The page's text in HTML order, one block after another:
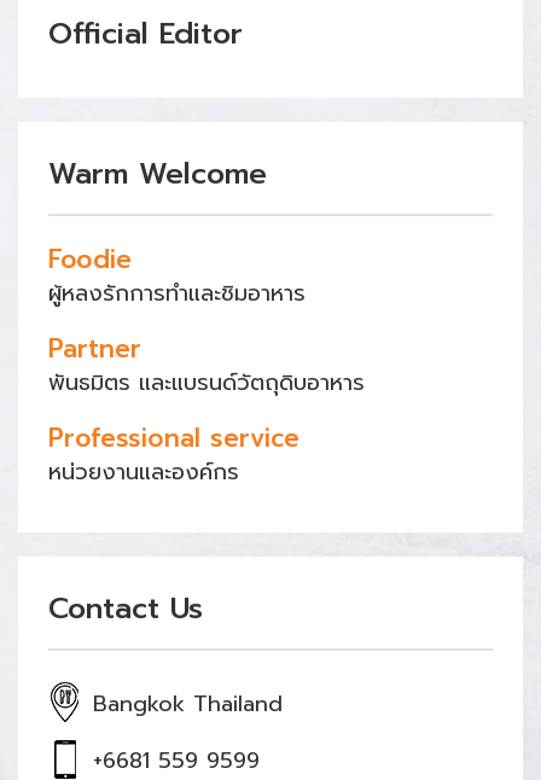
Official Editor
Warm Welcome
Foodie
ผู้หลงรักการทำและชิมอาหาร
Partner
พันธมิตร และแบรนด์วัตถุดิบอาหาร
Professional service
หน่วยงานและองค์กร
Contact Us
Bangkok Thailand
+6681 559 9599